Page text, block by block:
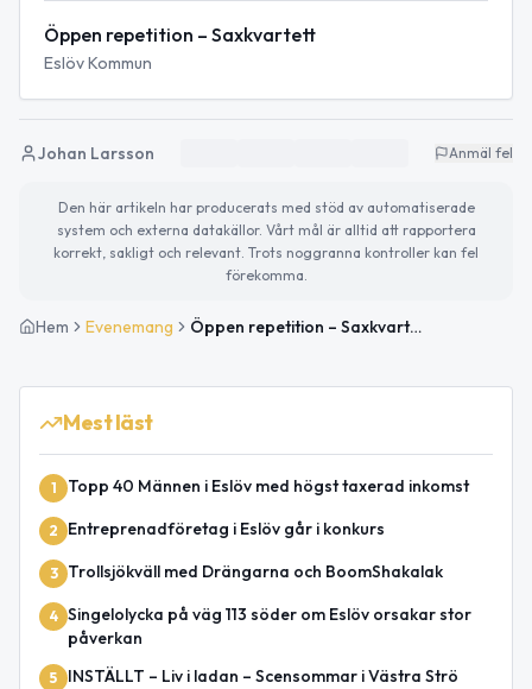
Öppen repetition – Saxkvartett
Eslöv Kommun
Johan Larsson Anmäl fel
Den här artikeln har producerats med stöd av automatiserade
system och externa datakällor. Vårt mål är alltid att rapportera
korrekt, sakligt och relevant. Trots noggranna kontroller kan fel
förekomma.
Hem Evenemang Öppen repetition – Saxkvartett
Mest läst
1 Topp 40 Männen i Eslöv med högst taxerad inkomst
2 Entreprenadföretag i Eslöv går i konkurs
3 Trollsjökväll med Drängarna och BoomShakalak
4 Singelolycka på väg 113 söder om Eslöv orsakar stor
påverkan
5 INSTÄLLT – Liv i ladan – Scensommar i Västra Strö